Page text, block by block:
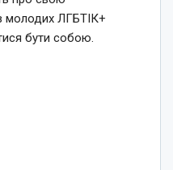
молодих ЛГБТІК+
бути собою.